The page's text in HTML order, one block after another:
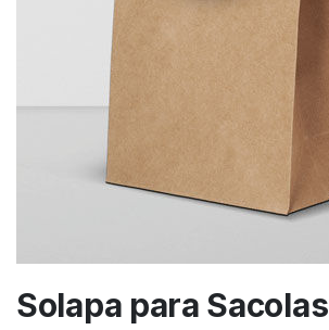
Solapa para Sacolas